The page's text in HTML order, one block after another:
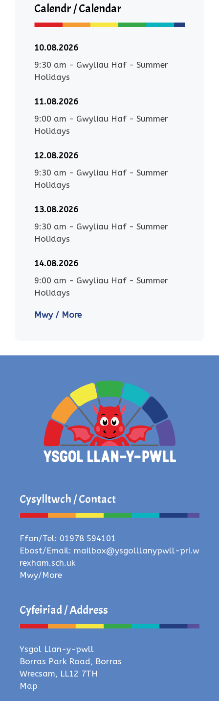
Calendr / Calendar
10.08.2026
9:30 am - Gwyliau Haf - Summer
Holidays
11.08.2026
9:00 am - Gwyliau Haf - Summer
Holidays
12.08.2026
9:30 am - Gwyliau Haf - Summer
Holidays
13.08.2026
9:30 am - Gwyliau Haf - Summer
Holidays
14.08.2026
9:00 am - Gwyliau Haf - Summer
Holidays
Mwy / More
Cysylltwch / Contact
Ffon/Tel: 01978 594101
Ebost/Email: mailbox@ysgolllanypwll-pri.w
rexham.sch.uk
Mwy/More
Cyfeiriad / Address
Ysgol Llan-y-pwll
Borras Park Road, Borras
Wrecsam, LL12 7TH
Map